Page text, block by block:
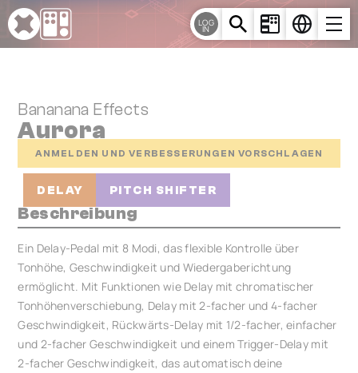
Cookie-Einstellungen
LOG
IN
Bananana Effects
Aurora
ANMELDEN UND VERBESSERUNGEN VORSCHLAGEN
DELAY PITCH SHIFTER
Beschreibung
Ein Delay-Pedal mit 8 Modi, das flexible Kontrolle über
Tonhöhe, Geschwindigkeit und Wiedergaberichtung
ermöglicht. Mit Funktionen wie Delay mit chromatischer
Tonhöhenverschiebung, Delay mit 2-facher und 4-facher
Geschwindigkeit, Rückwärts-Delay mit 1/2-facher, einfacher
und 2-facher Geschwindigkeit und einem Trigger-Delay mit
2-facher Geschwindigkeit, das automatisch deine